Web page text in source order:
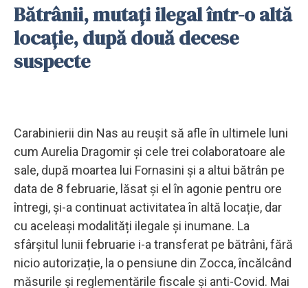
Bătrânii, mutați ilegal într-o altă
locație, după două decese
suspecte
Carabinierii din Nas au reușit să afle în ultimele luni
cum Aurelia Dragomir și cele trei colaboratoare ale
sale, după moartea lui Fornasini și a altui bătrân pe
data de 8 februarie, lăsat și el în agonie pentru ore
întregi, și-a continuat activitatea în altă locație, dar
cu aceleași modalități ilegale și inumane. La
sfârșitul lunii februarie i-a transferat pe bătrâni, fără
nicio autorizație, la o pensiune din Zocca, încălcând
măsurile și reglementările fiscale și anti-Covid. Mai